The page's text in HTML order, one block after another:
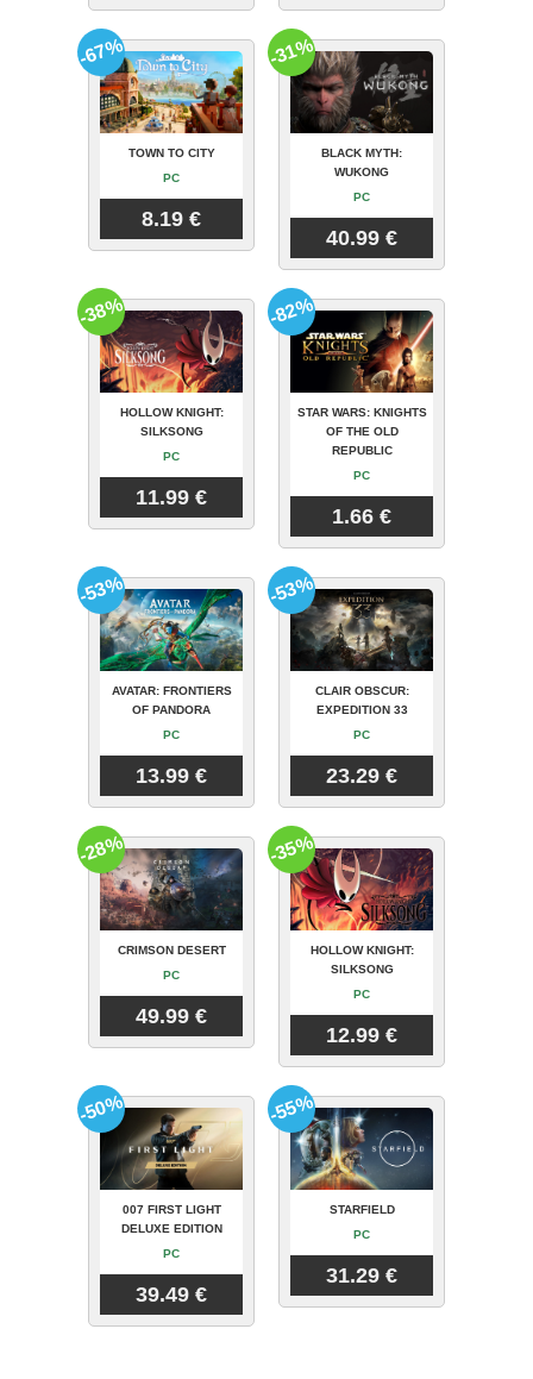
TOWN TO CITY
PC
8.19 €
-67%
BLACK MYTH:
WUKONG
PC
40.99 €
-31%
HOLLOW KNIGHT:
SILKSONG
PC
11.99 €
-38%
STAR WARS: KNIGHTS
OF THE OLD
REPUBLIC
PC
1.66 €
-82%
AVATAR: FRONTIERS
OF PANDORA
PC
13.99 €
-53%
CLAIR OBSCUR:
EXPEDITION 33
PC
23.29 €
-53%
CRIMSON DESERT
PC
49.99 €
-28%
HOLLOW KNIGHT:
SILKSONG
PC
12.99 €
-35%
007 FIRST LIGHT
DELUXE EDITION
PC
39.49 €
-50%
STARFIELD
PC
31.29 €
-55%